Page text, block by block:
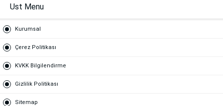
Ust Menu
Kurumsal
Çerez Politikası
KVKK Bilgilendirme
Gizlilik Politikası
Sitemap